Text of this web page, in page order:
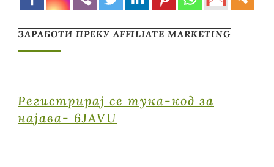
ЗАРАБОТИ ПРЕКУ AFFILIATE MARKETING
Регистрирај се тука-код за
најава- 6JAVU